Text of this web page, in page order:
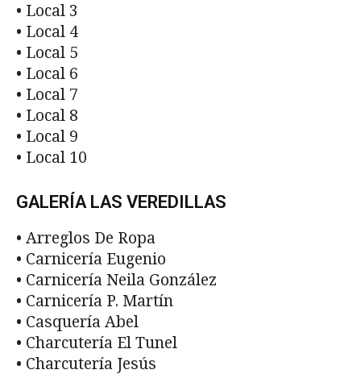
• Local 3
• Local 4
• Local 5
• Local 6
• Local 7
• Local 8
• Local 9
• Local 10
GALERÍA LAS VEREDILLAS
• Arreglos De Ropa
• Carnicería Eugenio
• Carnicería Neila González
• Carnicería P. Martín
• Casquería Abel
• Charcutería El Tunel
• Charcutería Jesús